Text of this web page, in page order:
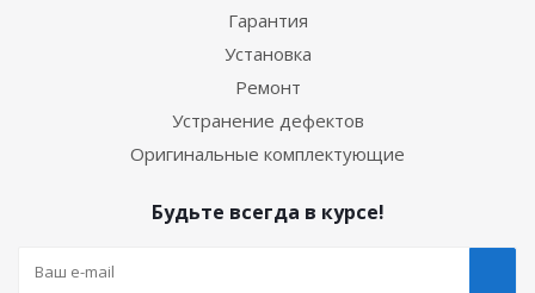
Гарантия
Установка
Ремонт
Устранение дефектов
Оригинальные комплектующие
Будьте всегда в курсе!